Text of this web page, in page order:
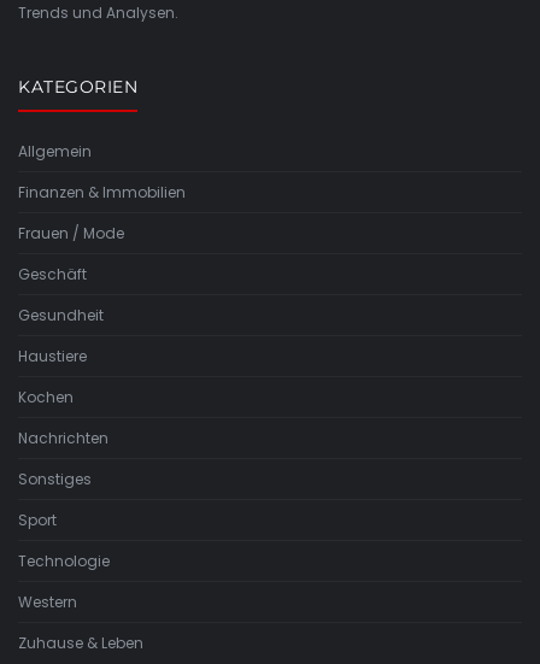
Trends und Analysen.
KATEGORIEN
Allgemein
Finanzen & Immobilien
Frauen / Mode
Geschäft
Gesundheit
Haustiere
Kochen
Nachrichten
Sonstiges
Sport
Technologie
Western
Zuhause & Leben